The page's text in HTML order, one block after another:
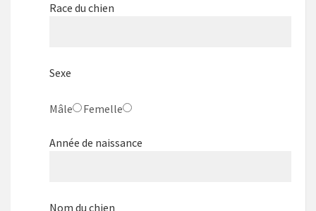
Race du chien
Sexe
Mâle Femelle
Année de naissance
Nom du chien